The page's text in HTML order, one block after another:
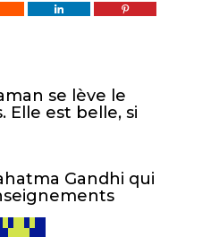
se lève le
Elle est belle, si
Gandhi qui